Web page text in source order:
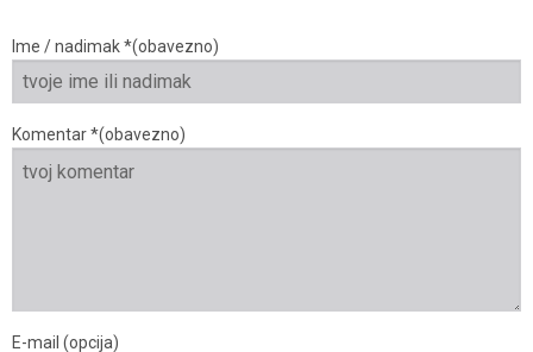
Ime / nadimak *(obavezno)
Komentar *(obavezno)
E-mail (opcija)